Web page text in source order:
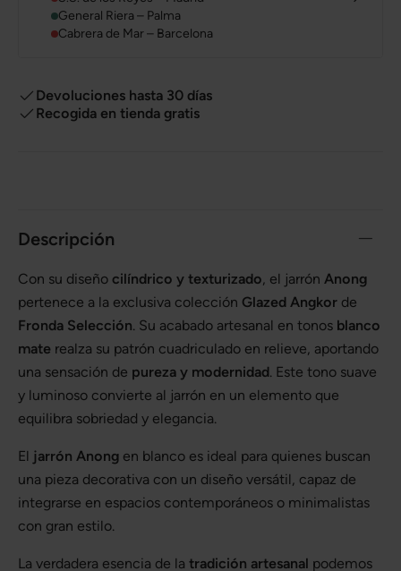
General Riera – Palma
Cabrera de Mar – Barcelona
Devoluciones hasta 30 días
Recogida en tienda gratis
Descripción
Con su diseño cilíndrico y texturizado, el jarrón Anong
pertenece a la exclusiva colección Glazed Angkor de
Fronda Selección. Su acabado artesanal en tonos blanco
mate realza su patrón cuadriculado en relieve, aportando
una sensación de pureza y modernidad. Este tono suave
y luminoso convierte al jarrón en un elemento que
equilibra sobriedad y elegancia.
El jarrón Anong en blanco es ideal para quienes buscan
una pieza decorativa con un diseño versátil, capaz de
integrarse en espacios contemporáneos o minimalistas
con gran estilo.
La verdadera esencia de la tradición artesanal podemos